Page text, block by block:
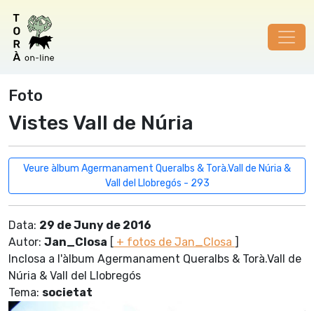
Foto
Vistes Vall de Núria
Veure àlbum Agermanament Queralbs & Torà.Vall de Núria &
Vall del Llobregós - 293
Data: 29 de Juny de 2016
Autor: Jan_Closa [ + fotos de Jan_Closa ]
Inclosa a l'àlbum Agermanament Queralbs & Torà.Vall de
Núria & Vall del Llobregós
Tema: societat